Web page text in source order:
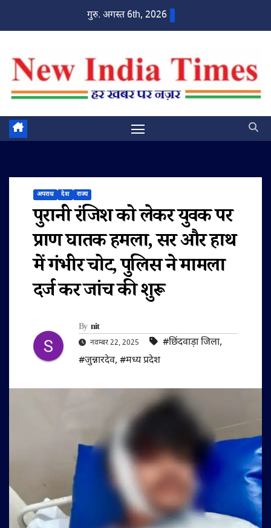
गुरु. अगस्त 6th, 2026
अपराध देश राज्य
पुरानी रंजिश को लेकर युवक पर
प्राण घातक हमला, सर और हाथ
में गंभीर चोट, पुलिस ने मामला
दर्ज कर जांच की शुरू
By nit
नवम्बर 22, 2025 #छिंदवाड़ा जिला,
#जुन्नारदेव, #मध्य प्रदेश